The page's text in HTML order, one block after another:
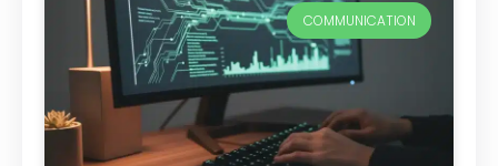
COMMUNICATION